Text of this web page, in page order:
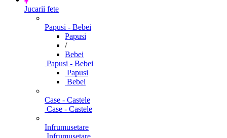
Jucarii fete
Papusi - Bebei
Papusi
/
Bebei
Papusi - Bebei
Papusi
Bebei
Case - Castele
Case - Castele
Infrumusetare
Infrumusetare